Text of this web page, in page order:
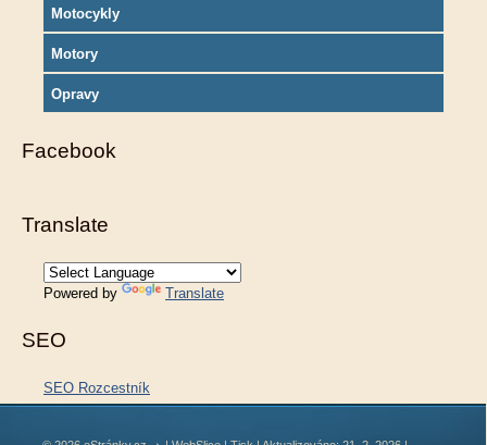
Motocykly
Motory
Opravy
Facebook
Translate
Powered by Translate
SEO
SEO Rozcestník